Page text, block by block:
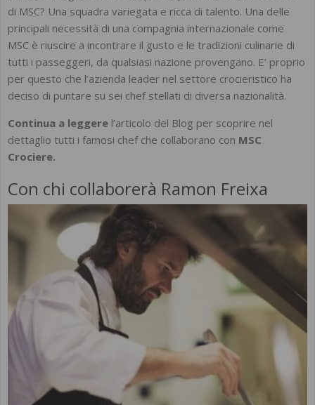
di MSC? Una squadra variegata e ricca di talento. Una delle
principali necessità di una compagnia internazionale come
MSC è riuscire a incontrare il gusto e le tradizioni culinarie di
tutti i passeggeri, da qualsiasi nazione provengano. E’ proprio
per questo che l’azienda leader nel settore crocieristico ha
deciso di puntare su sei chef stellati di diversa nazionalità.
Continua a leggere l’articolo del Blog per scoprire nel
dettaglio tutti i famosi chef che collaborano con MSC
Crociere.
Con chi collaborerà Ramon Freixa